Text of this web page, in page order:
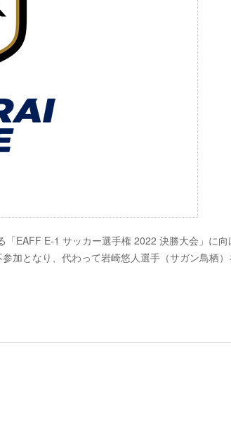
EAFF E-1 サッカー選手権 2022 決勝大会」に向
加となり、代わって岩崎悠人選手（サガン鳥栖